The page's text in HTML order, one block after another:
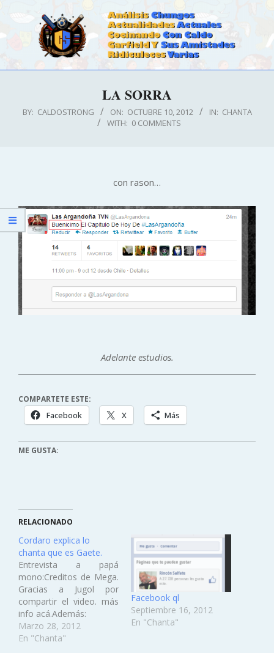
CALDOSTRONG.COM
LA SORRA
BY: CALDOSTRONG ON: OCTUBRE 10, 2012 IN: CHANTA
WITH: 0 COMMENTS
con rason…
Adelante estudios.
COMPARTETE ESTE:
Facebook X Más
ME GUSTA:
RELACIONADO
Cordaro explica lo
chanta que es Gaete.
Entrevista a papá
mono:Creditos de Mega.
Gracias a Jugol por
compartir el video. más
info acá.Además:
Marzo 28, 2012
En "Chanta"
Facebook ql
Septiembre 16, 2012
En "Chanta"